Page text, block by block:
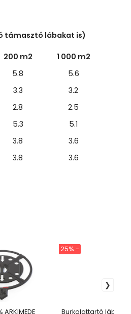
támasztó lábakat is)
200 m2
1 000 m2
5.8
5.6
3.3
3.2
2.8
2.5
5.3
5.1
3.8
3.6
3.8 3.6
Burkolattartó láb
25% -